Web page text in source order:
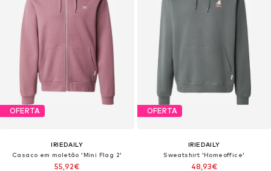
OFERTA
IRIEDAILY
Casaco em moletão 'Mini Flag 2'
55,92€
OFERTA
IRIEDAILY
Sweatshirt 'Homeoffice'
48,93€